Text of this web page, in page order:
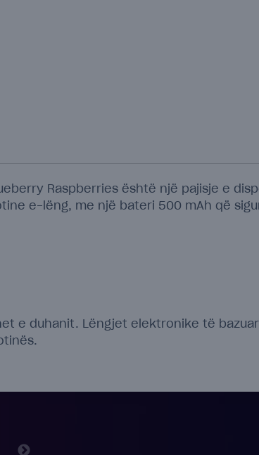
Raspberries është një pajisje e
e-lëng, me një bateri 500 mAh që
e duhanit. Lëngjet elektronike të